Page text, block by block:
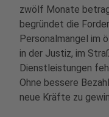
zwölf Monate
begründet die
Personalmangel im
in der Justiz, im
Dienstleistungen
Ohne bessere
neue Kräfte zu